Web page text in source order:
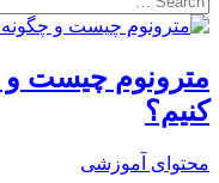
مترونوم چیست و
کنیم؟
محتوای آموزشی